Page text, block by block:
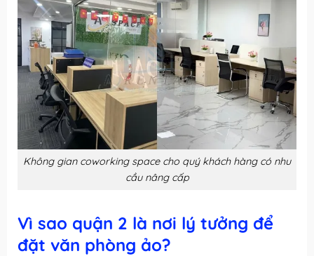
Không gian coworking space cho quý khách hàng có nhu
cầu nâng cấp
Vì sao quận 2 là nơi lý tưởng để
đặt văn phòng ảo?